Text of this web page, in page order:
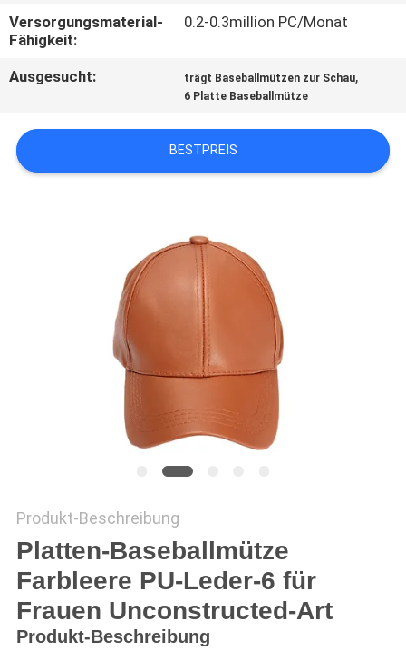
IN
VERBINDUNG
FÄLLE
Versorgungsmaterial-
Fähigkeit:
0.2-0.3million PC/Monat
Ausgesucht: trägt Baseballmützen zur Schau,
6 Platte Baseballmütze
BESTPREIS
Produkt-Beschreibung
Platten-Baseballmütze
Farbleere PU-Leder-6 für
Frauen Unconstructed-Art
Produkt-Beschreibung